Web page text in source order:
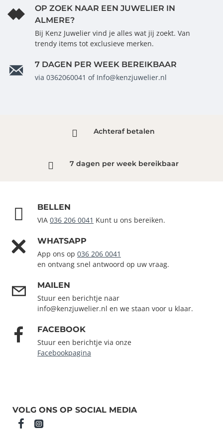
OP ZOEK NAAR EEN JUWELIER IN
ALMERE?
Bij Kenz Juwelier vind je alles wat jij zoekt. Van
trendy items tot exclusieve merken.
7 DAGEN PER WEEK BEREIKBAAR
via 0362060041 of Info@kenzjuwelier.nl
Achteraf betalen
7 dagen per week bereikbaar
BELLEN
VIA 036 206 0041 Kunt u ons bereiken.
WHATSAPP
App ons op 036 206 0041
en ontvang snel antwoord op uw vraag.
MAILEN
Stuur een berichtje naar
info@kenzjuwelier.nl en we staan voor u klaar.
FACEBOOK
Stuur een berichtje via onze
Facebookpagina
VOLG ONS OP SOCIAL MEDIA